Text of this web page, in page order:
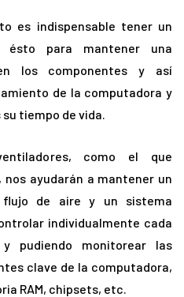
es indispensable tener un
para mantener una
los componentes y así
de la computadora y
tiempo de vida.
como el que
ayudarán a mantener un
de aire y un sistema
individualmente cada
pudiendo monitorear las
clave de la computadora,
RAM, chipsets, etc.